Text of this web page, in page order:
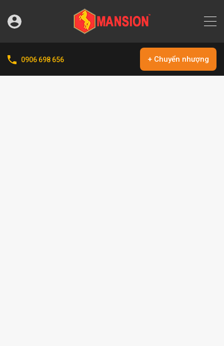
0906 698 656 + Chuyển nhượng